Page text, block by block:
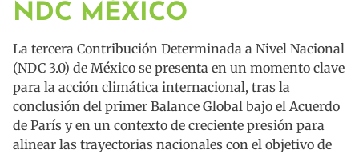
NDC MÉXICO
La tercera Contribución Determinada a Nivel Nacional
(NDC 3.0) de México se presenta en un momento clave
para la acción climática internacional, tras la
conclusión del primer Balance Global bajo el Acuerdo
de París y en un contexto de creciente presión para
alinear las trayectorias nacionales con el objetivo de